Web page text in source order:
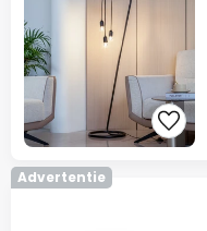
Advertentie